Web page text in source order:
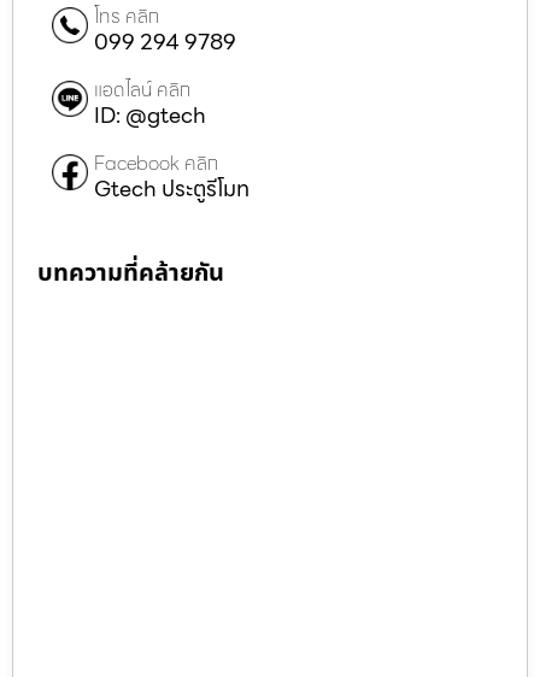
โทร คลิก
099 294 9789
แอดไลน์ คลิก
ID: @gtech
Facebook คลิก
Gtech ประตูรีโมท
บทความที่คล้ายกัน